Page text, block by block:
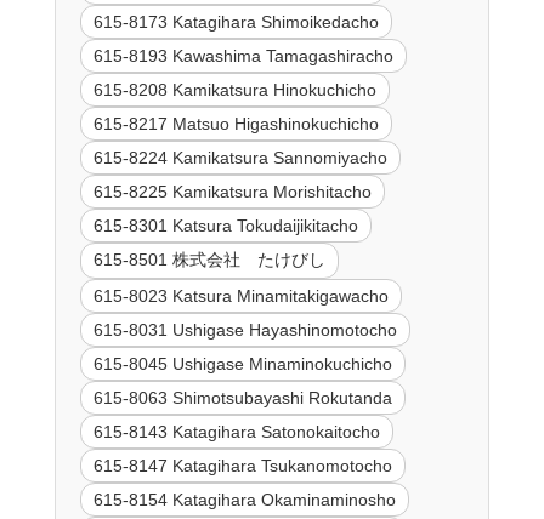
615-8173 Katagihara Shimoikedacho
615-8193 Kawashima Tamagashiracho
615-8208 Kamikatsura Hinokuchicho
615-8217 Matsuo Higashinokuchicho
615-8224 Kamikatsura Sannomiyacho
615-8225 Kamikatsura Morishitacho
615-8301 Katsura Tokudaijikitacho
615-8501 株式会社 たけびし
615-8023 Katsura Minamitakigawacho
615-8031 Ushigase Hayashinomotocho
615-8045 Ushigase Minaminokuchicho
615-8063 Shimotsubayashi Rokutanda
615-8143 Katagihara Satonokaitocho
615-8147 Katagihara Tsukanomotocho
615-8154 Katagihara Okaminaminosho